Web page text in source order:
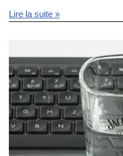
Lire la suite »